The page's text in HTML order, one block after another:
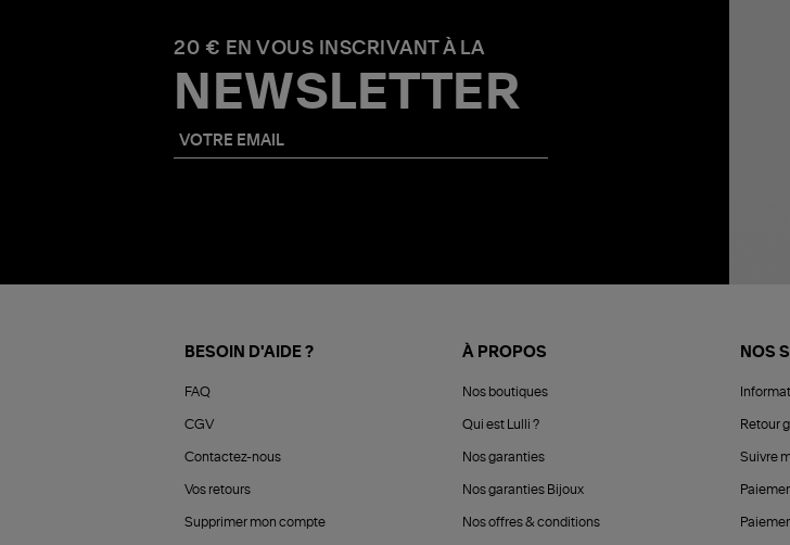
20 € EN VOUS INSCRIVANT À LA
NEWSLETTER
BESOIN D'AIDE ?
FAQ
CGV
Contactez-nous
Vos retours
Supprimer mon compte
À PROPOS
Nos boutiques
Qui est Lulli ?
Nos garanties
Nos garanties Bijoux
Nos offres & conditions
NOS
Retour
Suivre